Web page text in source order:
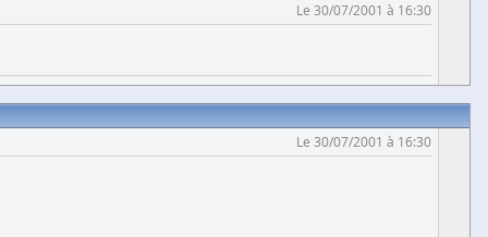
Le 30/07/2001 à 16:30
Le 30/07/2001 à 16:30